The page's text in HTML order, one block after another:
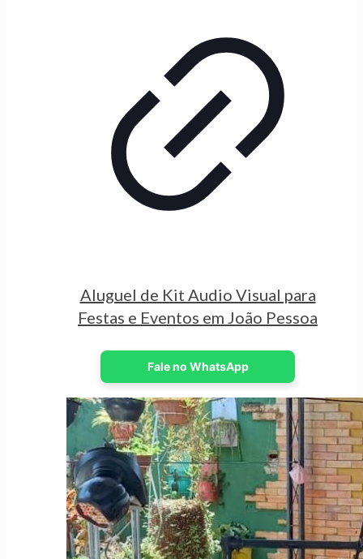
Aluguel de Kit Audio Visual para
Festas e Eventos em João Pessoa
Fale no WhatsApp